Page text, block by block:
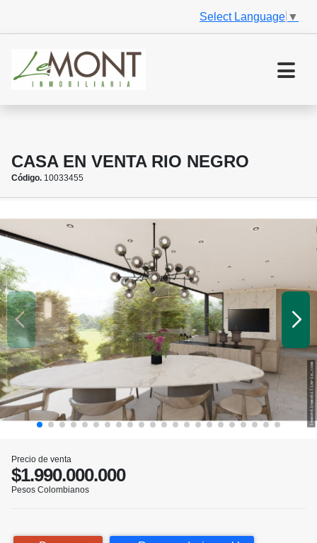
Select Language ▼
CASA EN VENTA RIO NEGRO
Código. 10033455
Precio de venta
$1.990.000.000
Pesos Colombianos